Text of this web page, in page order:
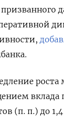
роста
вклада
(п. п.) до